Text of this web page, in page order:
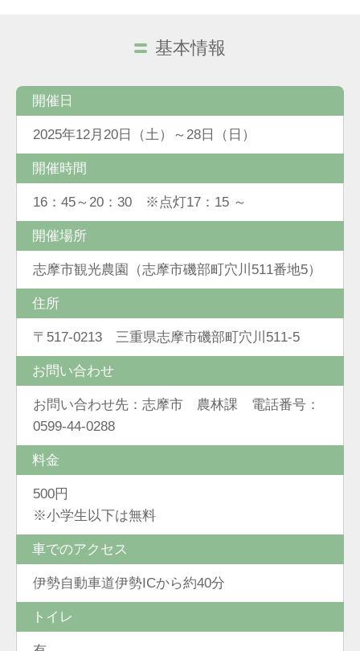
基本情報
開催日
2025年12月20日（土）～28日（日）
開催時間
16：45～20：30 ※点灯17：15 ～
開催場所
志摩市観光農園（志摩市磯部町穴川511番地5）
住所
〒517-0213 三重県志摩市磯部町穴川511-5
お問い合わせ
お問い合わせ先：志摩市 農林課 電話番号：
0599-44-0288
料金
500円
※小学生以下は無料
車でのアクセス
伊勢自動車道伊勢ICから約40分
トイレ